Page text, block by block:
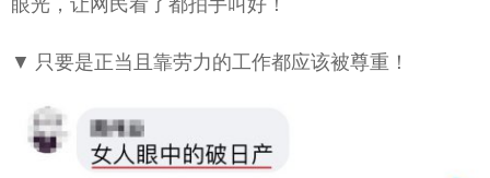
▼ 只要是正当且靠劳力的工作都应该被尊重！